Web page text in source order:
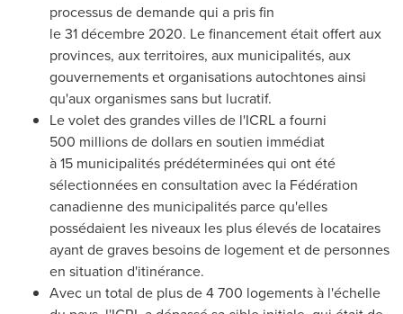
processus de demande qui a pris fin
le 31 décembre 2020. Le financement était offert aux
provinces, aux territoires, aux municipalités, aux
gouvernements et organisations autochtones ainsi
qu'aux organismes sans but lucratif.
Le volet des grandes villes de l'ICRL a fourni
500 millions de dollars en soutien immédiat
à 15 municipalités prédéterminées qui ont été
sélectionnées en consultation avec la Fédération
canadienne des municipalités parce qu'elles
possédaient les niveaux les plus élevés de locataires
ayant de graves besoins de logement et de personnes
en situation d'itinérance.
Avec un total de plus de 4 700 logements à l'échelle